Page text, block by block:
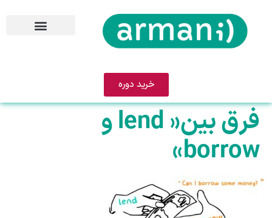
خرید دوره
فرق بین« lend و
borrow»